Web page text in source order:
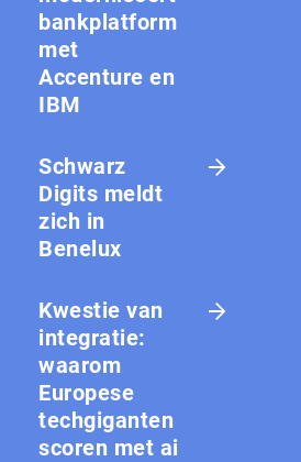
bankplatform
met
Accenture en
IBM
Schwarz
Digits meldt
zich in
Benelux
Kwestie van
integratie:
waarom
Europese
techgiganten
scoren met ai